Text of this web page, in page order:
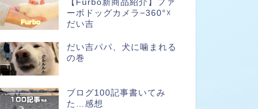
【Furbo新商品紹介】ファ
ーボドッグカメラ−360°☓
だい吉
だい吉パパ、犬に噛まれる
の巻
ブログ100記事書いてみ
た…感想